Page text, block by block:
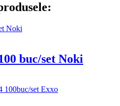
buc/set Noki